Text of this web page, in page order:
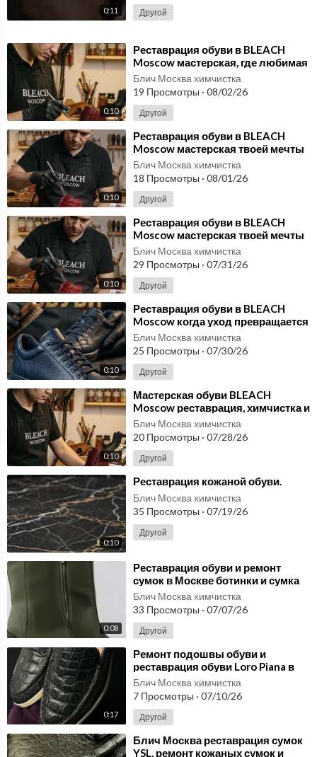
0:11 Другой
0:10
⁣Реставрация обуви в BLEACH
Moscow мастерская, где любимая
пара снова выглядит достойно
Блич Москва химчистка
19 Просмотры · 08/02/26
Другой
0:10
⁣Реставрация обуви в BLEACH
Moscow мастерская твоей мечты
для любимой пары
Блич Москва химчистка
18 Просмотры · 08/01/26
Другой
0:10
⁣Реставрация обуви в BLEACH
Moscow мастерская твоей мечты
для кожаной пары
Блич Москва химчистка
29 Просмотры · 07/31/26
Другой
0:10
⁣Реставрация обуви в BLEACH
Moscow когда уход превращается
в настоящее искусство
Блич Москва химчистка
25 Просмотры · 07/30/26
Другой
0:10
⁣Мастерская обуви BLEACH
Moscow реставрация, химчистка и
уход для любимой пары
Блич Москва химчистка
20 Просмотры · 07/28/26
Другой
0:10
⁣Реставрация кожаной обуви.
Блич Москва химчистка
35 Просмотры · 07/19/26
Другой
0:08
⁣Реставрация обуви и ремонт
сумок в Москве ботинки и сумка
Bottega Veneta до и после
Блич Москва химчистка
33 Просмотры · 07/07/26
Другой
0:17
⁣Ремонт подошвы обуви и
реставрация обуви Loro Piana в
Москве замена подошвы
лоферов
Блич Москва химчистка
7 Просмотры · 07/10/26
Другой
⁣Блич Москва реставрация сумок
YSL, ремонт кожаных сумок и